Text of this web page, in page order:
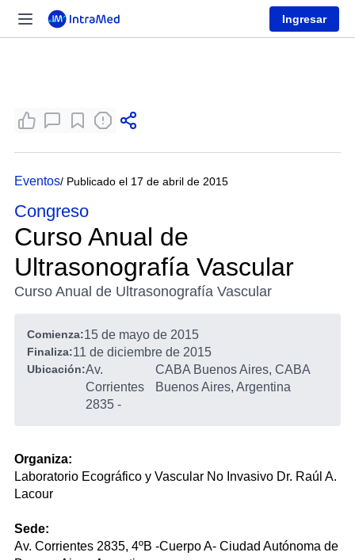
Ingresar
Eventos/ Publicado el 17 de abril de 2015
Congreso
Curso Anual de
Ultrasonografía Vascular
Curso Anual de Ultrasonografía Vascular
Comienza:15 de mayo de 2015
Finaliza:11 de diciembre de 2015
Ubicación:Av.
Corrientes
2835 -
CABA Buenos Aires, CABA
Buenos Aires, Argentina
Organiza:
Laboratorio Ecográfico y Vascular No Invasivo Dr. Raúl A.
Lacour
Sede:
Av. Corrientes 2835, 4ºB -Cuerpo A- Ciudad Autónoma de